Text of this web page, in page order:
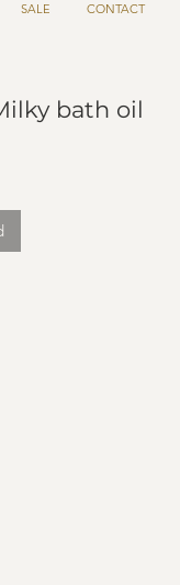
SALE CONTACT
bath oil